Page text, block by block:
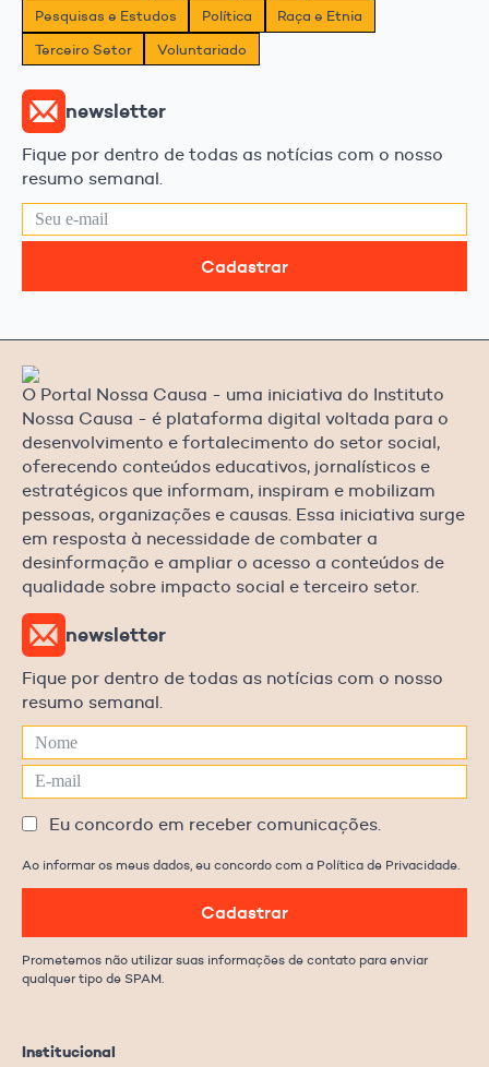
Pesquisas e Estudos
Política
Raça e Etnia
Terceiro Setor
Voluntariado
newsletter
Fique por dentro de todas as notícias com o nosso
resumo semanal.
Cadastrar
O Portal Nossa Causa - uma iniciativa do Instituto
Nossa Causa - é plataforma digital voltada para o
desenvolvimento e fortalecimento do setor social,
oferecendo conteúdos educativos, jornalísticos e
estratégicos que informam, inspiram e mobilizam
pessoas, organizações e causas. Essa iniciativa surge
em resposta à necessidade de combater a
desinformação e ampliar o acesso a conteúdos de
qualidade sobre impacto social e terceiro setor.
Institucional
newsletter
Fique por dentro de todas as notícias com o nosso
resumo semanal.
Eu concordo em receber comunicações.
Ao informar os meus dados, eu concordo com a Política de Privacidade.
Cadastrar
Prometemos não utilizar suas informações de contato para enviar
qualquer tipo de SPAM.